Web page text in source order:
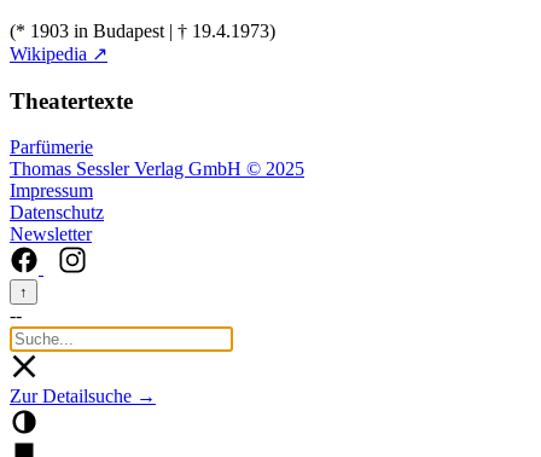
(* 1903 in Budapest | † 19.4.1973)
Wikipedia ↗
Theatertexte
Parfümerie
Thomas Sessler Verlag GmbH © 2025
Impressum
Datenschutz
Newsletter
↑
--
Zur Detailsuche →